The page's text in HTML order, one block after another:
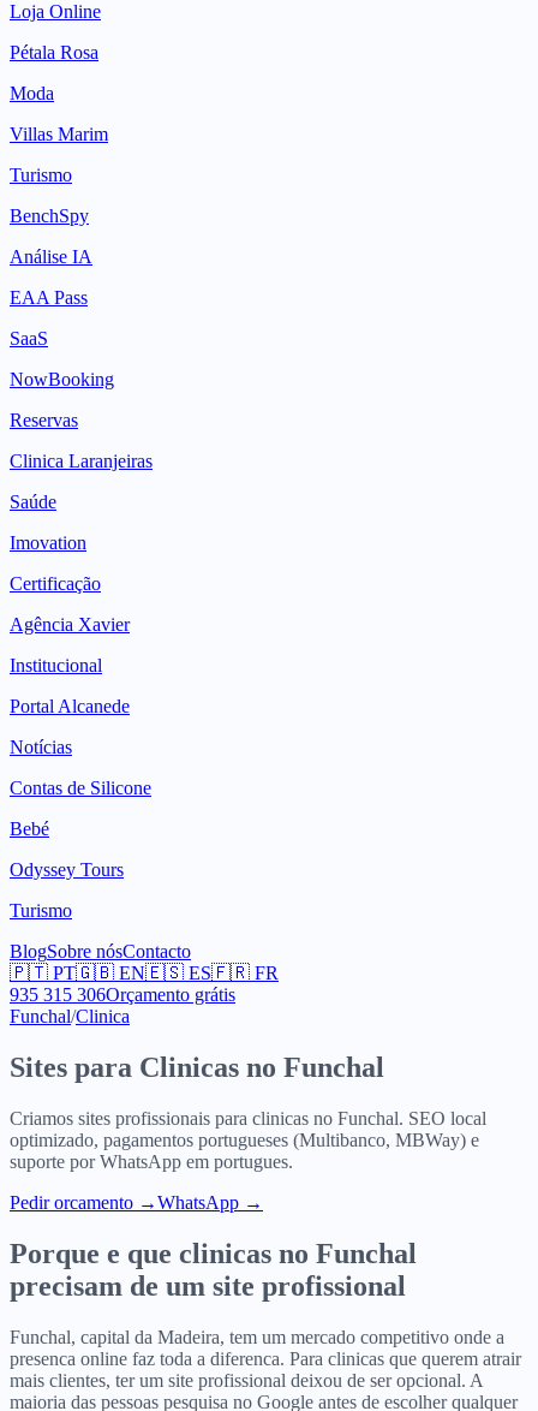
Loja Online
Pétala Rosa
Moda
Villas Marim
Turismo
BenchSpy
Análise IA
EAA Pass
SaaS
NowBooking
Reservas
Clinica Laranjeiras
Saúde
Imovation
Certificação
Agência Xavier
Institucional
Portal Alcanede
Notícias
Contas de Silicone
Bebé
Odyssey Tours
Turismo
BlogSobre nósContacto
🇵🇹 PT🇬🇧 EN🇪🇸 ES🇫🇷 FR
935 315 306Orçamento grátis
Funchal/Clinica
Sites para Clinicas no Funchal
Criamos sites profissionais para clinicas no Funchal. SEO local
optimizado, pagamentos portugueses (Multibanco, MBWay) e
suporte por WhatsApp em portugues.
Pedir orcamento →WhatsApp →
Porque e que clinicas no Funchal
precisam de um site profissional
Funchal, capital da Madeira, tem um mercado competitivo onde a
presenca online faz toda a diferenca. Para clinicas que querem atrair
mais clientes, ter um site profissional deixou de ser opcional. A
maioria das pessoas pesquisa no Google antes de escolher qualquer